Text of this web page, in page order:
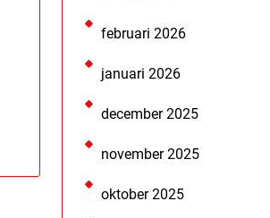
februari 2026
januari 2026
december 2025
november 2025
oktober 2025